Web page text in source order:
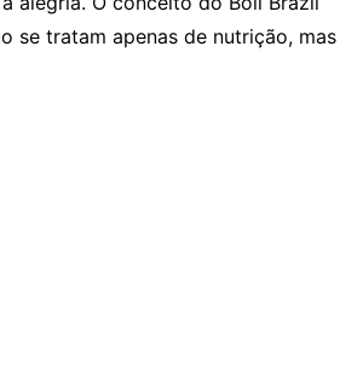
se tratam apenas de nutrição, mas